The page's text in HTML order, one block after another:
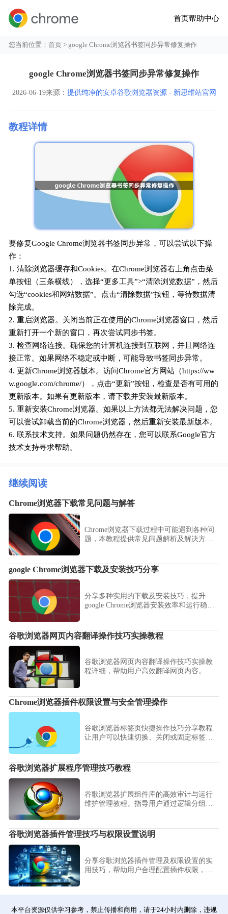
首页帮助中心
您当前位置：首页 > google Chrome浏览器书签同步异常修复操作
google Chrome浏览器书签同步异常修复操作
2026-06-19来源： 提供纯净的安卓谷歌浏览器资源 - 新思维站官网
教程详情
要修复Google Chrome浏览器书签同步异常，可以尝试以下操
作：
1. 清除浏览器缓存和Cookies。在Chrome浏览器右上角点击菜
单按钮（三条横线），选择“更多工具”>“清除浏览数据”，然后
勾选“cookies和网站数据”。点击“清除数据”按钮，等待数据清
除完成。
2. 重启浏览器。关闭当前正在使用的Chrome浏览器窗口，然后
重新打开一个新的窗口，再次尝试同步书签。
3. 检查网络连接。确保您的计算机连接到互联网，并且网络连
接正常。如果网络不稳定或中断，可能导致书签同步异常。
4. 更新Chrome浏览器版本。访问Chrome官方网站（https://ww
w.google.com/chrome/），点击“更新”按钮，检查是否有可用的
更新版本。如果有更新版本，请下载并安装最新版本。
5. 重新安装Chrome浏览器。如果以上方法都无法解决问题，您
可以尝试卸载当前的Chrome浏览器，然后重新安装最新版本。
6. 联系技术支持。如果问题仍然存在，您可以联系Google官方
技术支持寻求帮助。
继续阅读
Chrome浏览器下载常见问题与解答
Chrome浏览器下载过程中可能遇到各种问
题，本教程提供常见问题解析及解决方
google Chrome浏览器下载及安装技巧分享
分享多种实用的下载及安装技巧，提升
google Chrome浏览器安装效率和运行稳定
谷歌浏览器网页内容翻译操作技巧实操教程
谷歌浏览器网页内容翻译操作技巧实操教
程详细，帮助用户高效翻译网页内容。本
Chrome浏览器插件权限设置与安全管理操作
谷歌浏览器标签页快捷操作技巧分享教程
让用户可以快速切换、关闭或固定标签
时间，提升多任务操作的效率。
谷歌浏览器扩展程序管理技巧教程
谷歌浏览器扩展组件库的高效审计与运行
维护管理教程。指导用户通过逻辑分组进
效。
谷歌浏览器插件管理技巧与权限设置说明
分享谷歌浏览器插件管理及权限设置的实
用技巧，帮助用户合理配置插件权限，保
本平台资源仅供学习参考，禁止传播和商用，请于24小时内删除，违规